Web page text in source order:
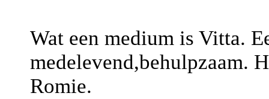
Wat een medium is Vitta.
medelevend,behulpzaam.
Romie.